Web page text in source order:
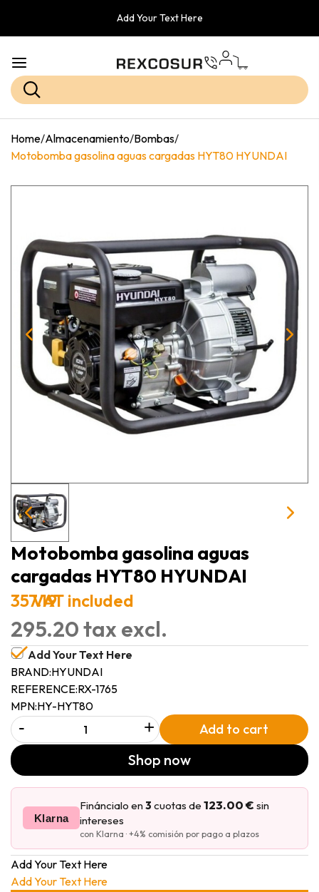
Add Your Text Here
Home/Almacenamiento/Bombas/
Motobomba gasolina aguas cargadas HYT80 HYUNDAI
Motobomba gasolina aguas
cargadas HYT80 HYUNDAI
357.19
VAT included
295.20 tax excl.
Add Your Text Here
BRAND:HYUNDAI
REFERENCE:RX-1765
MPN:HY-HYT80
- + Add to cart
Shop now
Klarna
Fináncialo en3 cuotas de 123.00 € sin
intereses
con Klarna · +4% comisión por pago a plazos
Add Your Text Here
Add Your Text Here